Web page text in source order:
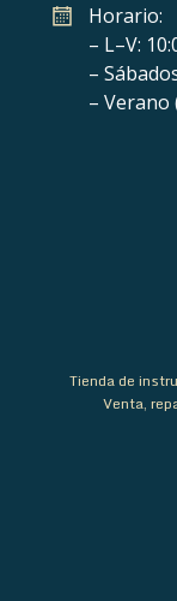
Horario:
– L–V:
–
– Verano
Tienda de
Venta,